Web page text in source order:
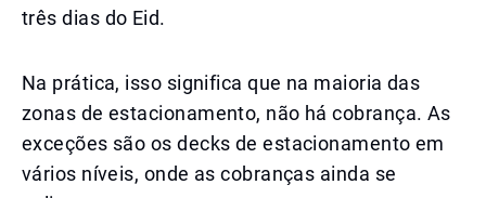
três dias do Eid.
Na prática, isso significa que na maioria das
zonas de estacionamento, não há cobrança. As
exceções são os decks de estacionamento em
vários níveis, onde as cobranças ainda se